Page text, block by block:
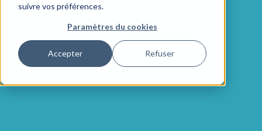
suivre vos préférences.
Paramètres du cookies
Accepter Refuser